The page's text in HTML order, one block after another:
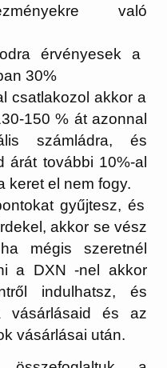
való
érvényesek a
30%
csatlakozol akkor a
150 % át azonnal
számládra, és
árát további 10%-al
keret el nem fogy.
gyűjtesz, és
akkor se vész
mégis szeretnél
a DXN -nel akkor
indulhatsz, és
vásárlásaid és az
vásárlásai után.